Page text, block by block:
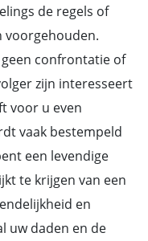
de regels of
voorgehouden.
confrontatie of
zijn interesseert
voor u even
vaak bestempeld
een levendige
te krijgen van een
en
uw daden en de